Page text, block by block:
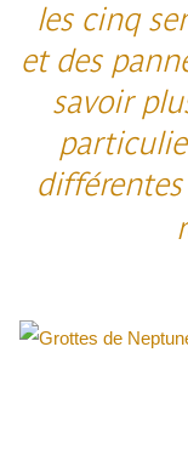
les cinq
et des
savoir
différentes